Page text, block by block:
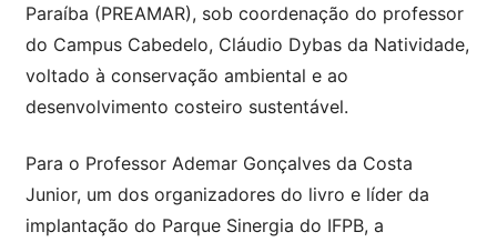
Paraíba (PREAMAR), sob coordenação do professor
do Campus Cabedelo, Cláudio Dybas da Natividade,
voltado à conservação ambiental e ao
desenvolvimento costeiro sustentável.
Para o Professor Ademar Gonçalves da Costa
Junior, um dos organizadores do livro e líder da
implantação do Parque Sinergia do IFPB, a